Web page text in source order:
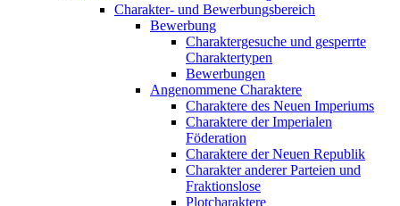
Charakter- und Bewerbungsbereich
Bewerbung
Charaktergesuche und gesperrte
Charaktertypen
Bewerbungen
Angenommene Charaktere
Charaktere des Neuen Imperiums
Charaktere der Imperialen
Föderation
Charaktere der Neuen Republik
Charakter anderer Parteien und
Fraktionslose
Plotcharaktere